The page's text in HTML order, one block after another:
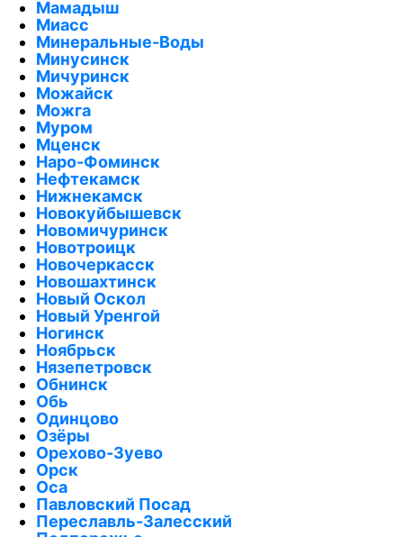
Мамадыш
Миасс
Минеральные-Воды
Минусинск
Мичуринск
Можайск
Можга
Муром
Мценск
Наро-Фоминск
Нефтекамск
Нижнекамск
Новокуйбышевск
Новомичуринск
Новотроицк
Новочеркасск
Новошахтинск
Новый Оскол
Новый Уренгой
Ногинск
Ноябрьск
Нязепетровск
Обнинск
Обь
Одинцово
Озёры
Орехово-Зуево
Орск
Оса
Павловский Посад
Переславль-Залесский